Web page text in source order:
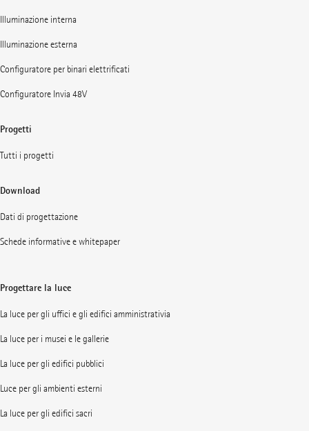
Illuminazione interna
Illuminazione esterna
Configuratore per binari elettrificati
Configuratore Invia 48V
Progetti
Tutti i progetti
Download
Dati di progettazione
Schede informative e whitepaper
Progettare la luce
La luce per gli uffici e gli edifici amministrativia
La luce per i musei e le gallerie
La luce per gli edifici pubblici
Luce per gli ambienti esterni
La luce per gli edifici sacri